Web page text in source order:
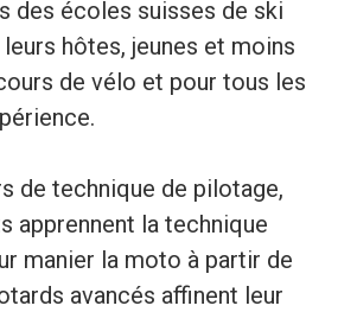
des écoles suisses de ski
hôtes, jeunes et moins
de vélo et pour tous les
de technique de pilotage,
apprennent la technique
manier la moto à partir de
avancés affinent leur